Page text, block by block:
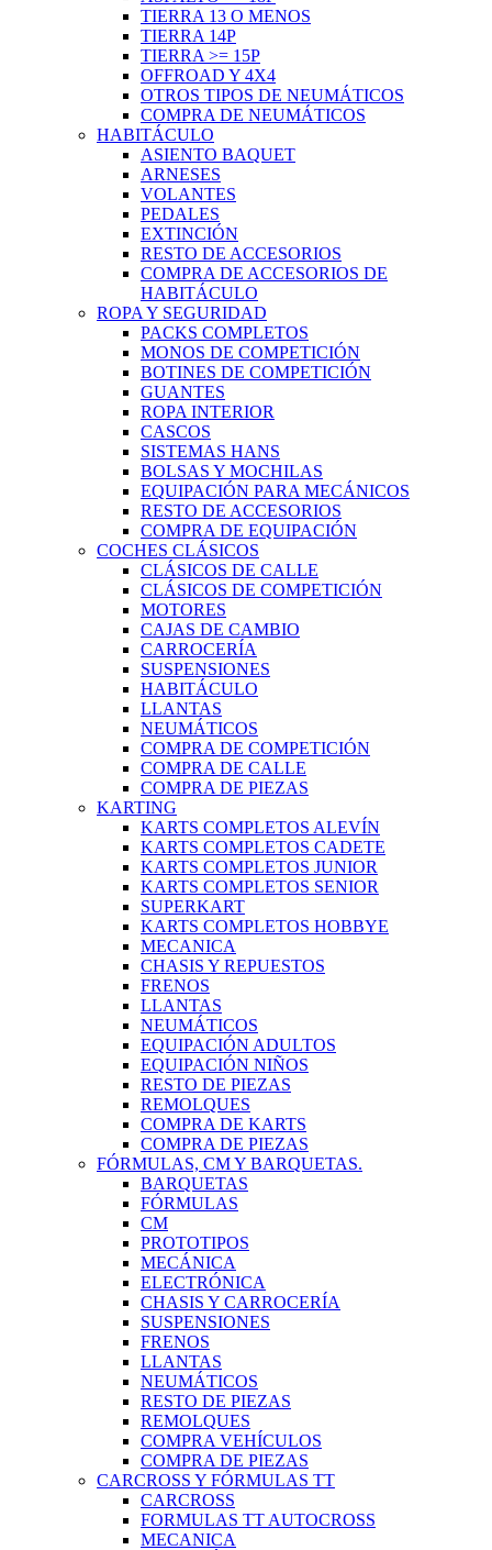
TIERRA 13 O MENOS
TIERRA 14P
TIERRA >= 15P
OFFROAD Y 4X4
OTROS TIPOS DE NEUMÁTICOS
COMPRA DE NEUMÁTICOS
HABITÁCULO
ASIENTO BAQUET
ARNESES
VOLANTES
PEDALES
EXTINCIÓN
RESTO DE ACCESORIOS
COMPRA DE ACCESORIOS DE
HABITÁCULO
ROPA Y SEGURIDAD
PACKS COMPLETOS
MONOS DE COMPETICIÓN
BOTINES DE COMPETICIÓN
GUANTES
ROPA INTERIOR
CASCOS
SISTEMAS HANS
BOLSAS Y MOCHILAS
EQUIPACIÓN PARA MECÁNICOS
RESTO DE ACCESORIOS
COMPRA DE EQUIPACIÓN
COCHES CLÁSICOS
CLÁSICOS DE CALLE
CLÁSICOS DE COMPETICIÓN
MOTORES
CAJAS DE CAMBIO
CARROCERÍA
SUSPENSIONES
HABITÁCULO
LLANTAS
NEUMÁTICOS
COMPRA DE COMPETICIÓN
COMPRA DE CALLE
COMPRA DE PIEZAS
KARTING
KARTS COMPLETOS ALEVÍN
KARTS COMPLETOS CADETE
KARTS COMPLETOS JUNIOR
KARTS COMPLETOS SENIOR
SUPERKART
KARTS COMPLETOS HOBBYE
MECANICA
CHASIS Y REPUESTOS
FRENOS
LLANTAS
NEUMÁTICOS
EQUIPACIÓN ADULTOS
EQUIPACIÓN NIÑOS
RESTO DE PIEZAS
REMOLQUES
COMPRA DE KARTS
COMPRA DE PIEZAS
FÓRMULAS, CM Y BARQUETAS.
BARQUETAS
FÓRMULAS
CM
PROTOTIPOS
MECÁNICA
ELECTRÓNICA
CHASIS Y CARROCERÍA
SUSPENSIONES
FRENOS
LLANTAS
NEUMÁTICOS
RESTO DE PIEZAS
REMOLQUES
COMPRA VEHÍCULOS
COMPRA DE PIEZAS
CARCROSS Y FÓRMULAS TT
CARCROSS
FORMULAS TT AUTOCROSS
MECANICA